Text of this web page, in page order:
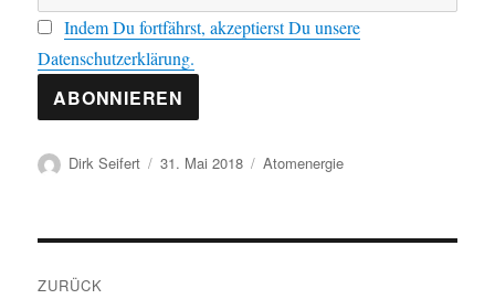
Indem Du fortfährst, akzeptierst Du unsere
Datenschutzerklärung.
Autor
Dirk Seifert
Veröffentlicht
31. Mai 2018 Kategorien
Atomenergie
ZURÜCK